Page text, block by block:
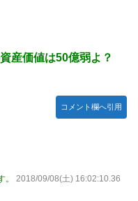
産価値は50億弱よ？
コメント欄へ引用
2018/09/08(土) 16:02:10.36